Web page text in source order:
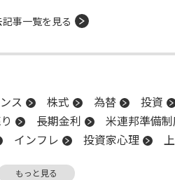
記事一覧を見る
ス 株式 為替 投資
長期金利 米連邦準備
インフレ 投資家心理
もっと見る